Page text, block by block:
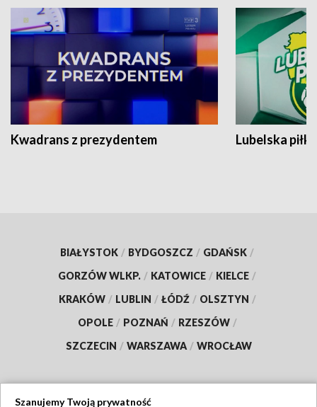
Kwadrans z prezydentem Lubelska piłka
BIAŁYSTOK / BYDGOSZCZ / GDAŃSK /
GORZÓW WLKP. / KATOWICE / KIELCE /
KRAKÓW / LUBLIN / ŁÓDŹ / OLSZTYN /
OPOLE / POZNAŃ / RZESZÓW /
SZCZECIN / WARSZAWA / WROCŁAW
Szanujemy Twoją prywatność